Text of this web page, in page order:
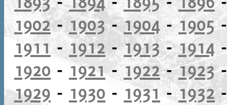
1902-1903-1904-1905
1911 -1912 -1913-1914
1920 - 1921-1922-1923
1929 - 1930 - 1931-1932